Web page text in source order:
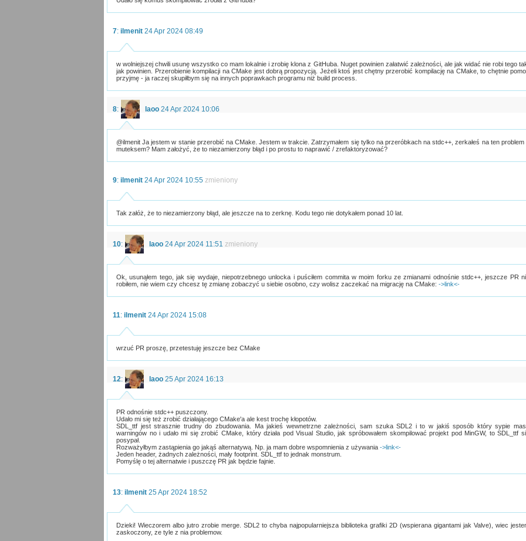
7: ilmenit 24 Apr 2024 08:49
w wolniejszej chwili usunę wszystko co mam lokalnie i zrobię klona z GitHuba. Nuget powinien załatwić zależności, ale jak widać nie robi tego
jak powinien. Przerobienie kompilacji na CMake jest dobrą propozycją. Jeżeli ktoś jest chętny przerobić kompilację na CMake, to chętnie
przyjmę - ja raczej skupiłbym się na innych poprawkach programu niż build process.
8: laoo 24 Apr 2024 10:06
@ilmenit Ja jestem w stanie przerobić na CMake. Jestem w trakcie. Zatrzymałem się tylko na przeróbkach na stdc++, zerkałeś na ten problem
muteksem? Mam założyć, że to niezamierzony błąd i po prostu to naprawić / zrefaktoryzować?
9: ilmenit 24 Apr 2024 10:55 zmieniony
Tak załóż, że to niezamierzony błąd, ale jeszcze na to zerknę. Kodu tego nie dotykałem ponad 10 lat.
10: laoo 24 Apr 2024 11:51 zmieniony
Ok, usunąłem tego, jak się wydaje, niepotrzebnego unlocka i puściłem commita w moim forku ze zmianami odnośnie stdc++, jeszcze PR
robiłem, nie wiem czy chcesz tę zmianę zobaczyć u siebie osobno, czy wolisz zaczekać na migrację na CMake: ->link<-
11: ilmenit 24 Apr 2024 15:08
wrzuć PR proszę, przetestuję jeszcze bez CMake
12: laoo 25 Apr 2024 16:13
PR odnośnie stdc++ puszczony.
Udało mi się też zrobić działającego CMake'a ale kest trochę kłopotów.
SDL_ttf jest strasznie trudny do zbudowania. Ma jakieś wewnetrzne zależności, sam szuka SDL2 i to w jakiś sposób który sypie
warningów no i udało mi się zrobić CMake, który działa pod Visual Studio, jak spróbowałem skompilować projekt pod MinGW, to SDL_ttf
posypał.
Rozważyłbym zastąpienia go jakąś alternatywą. Np. ja mam dobre wspomnienia z używania ->link<-
Jeden header, żadnych zależności, mały footprint. SDL_ttf to jednak monstrum.
Pomyślę o tej alternatwie i puszczę PR jak będzie fajnie.
13: ilmenit 25 Apr 2024 18:52
Dzieki! Wieczorem albo jutro zrobie merge. SDL2 to chyba najpopularniejsza biblioteka grafiki 2D (wspierana gigantami jak Valve), wiec
zaskoczony, ze tyle z nia problemow.